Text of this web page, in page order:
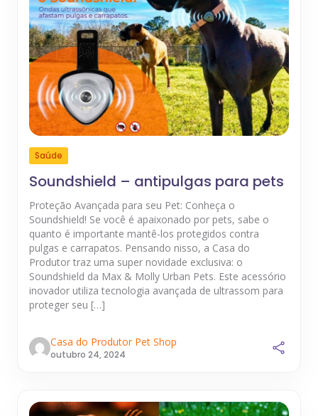
Saúde
Soundshield – antipulgas para pets
Proteção Avançada para seu Pet: Conheça o
Soundshield! Se você é apaixonado por pets, sabe o
quanto é importante mantê-los protegidos contra
pulgas e carrapatos. Pensando nisso, a Casa do
Produtor traz uma super novidade exclusiva: o
Soundshield da Max & Molly Urban Pets. Este acessório
inovador utiliza tecnologia avançada de ultrassom para
proteger seu […]
Casa do Produtor Pet Shop
outubro 24, 2024